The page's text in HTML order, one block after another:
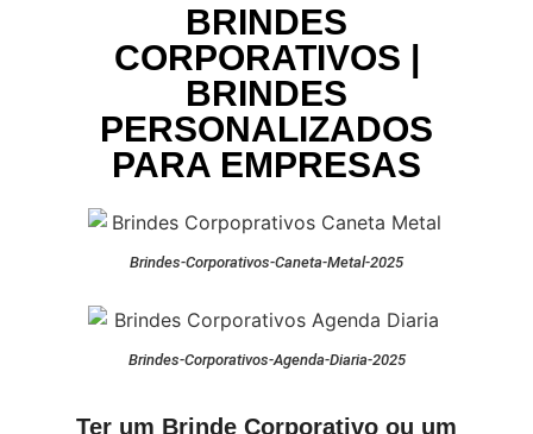
BRINDES
CORPORATIVOS |
BRINDES
PERSONALIZADOS
PARA EMPRESAS
Brindes-Corporativos-Caneta-Metal-2025
Brindes-Corporativos-Agenda-Diaria-2025
Ter um Brinde Corporativo ou um